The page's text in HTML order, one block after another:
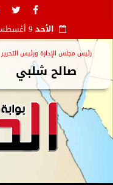
الأحد
رئيس مجلس الإدارة ورئيس التحرير
صالح شلبي